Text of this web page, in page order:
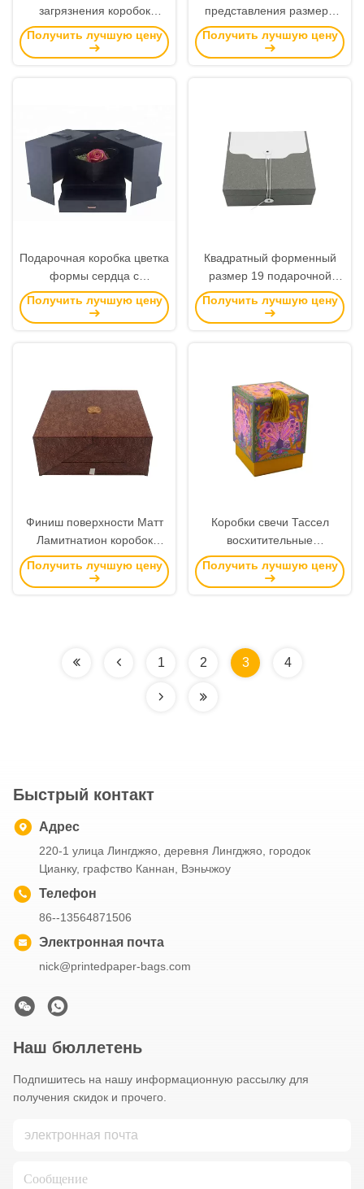
загрязнения коробок
роскошного подарка
формы книги упаковывая
Получить лучшую цену
представления размера
твердые, печатание
коробок 4К верхнего
Получить лучшую цену
Подарочная коробка цветка
формы сердца с
украшением ленты
отверстия двойника ящика
Получить лучшую цену
Квадратный форменный
размер 19 подарочной
коробки бумажного
ремесла * СМ 19* 7,7 с
Получить лучшую цену
Финиш поверхности Матт
Ламитнатион коробок
роскошного подарка
бумаги искусства
Получить лучшую цену
Коробки свечи Тассел
восхитительные
роскошные, Токсик
подарочной коробки свечи
Получить лучшую цену
1 2 3 4
Быстрый контакт
Адрес
220-1 улица Лингджяо, деревня Лингджяо, городок
Цианку, графство Каннан, Вэньчжоу
Телефон
86--13564871506
Электронная почта
nick@printedpaper-bags.com
Наш бюллетень
Подпишитесь на нашу информационную рассылку для
получения скидок и прочего.